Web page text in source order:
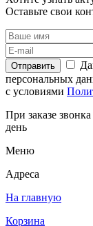
Оставьте свои
Отправить
персональных
с условиями
При заказе
день
Меню
Адреса
На главную
Корзина